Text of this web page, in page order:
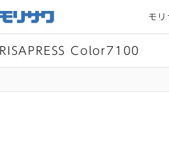
モリ
RISAPRESS Color7100